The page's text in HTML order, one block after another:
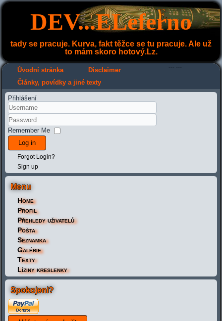
DEV...ELeferno
tady se pracuje. Kurva, fakt těžce se tu pracuje. Ale už
to mám skoro hotový.Lz.
Úvodní stránka Disclaimer
Články, povídky a jiné texty
Přihlášení
Remember Me
Log in
Forgot Login?
Sign up
Menu
Home
Profil
Přehledy uživatelů
Pošta
Seznamka
Galérie
Texty
Líziny kreslenky
Spokojeni?